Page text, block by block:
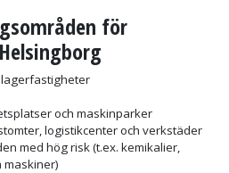
för
lagerfastigheter
och maskinparker
logistikcenter och verkstäder
med hög risk (t.ex. kemikalier,